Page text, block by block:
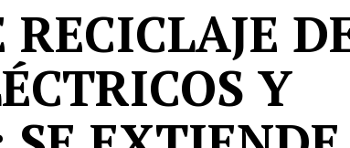
Y